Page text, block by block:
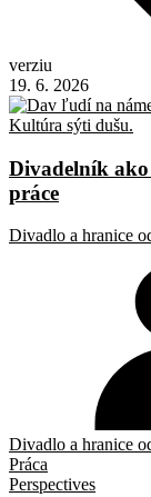
verziu
19. 6. 2026
Divadelník
práce
Divadlo a hranice
Divadlo a hranice
Práca
Perspectives